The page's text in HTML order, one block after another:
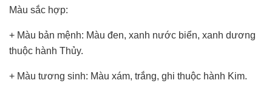
Màu sắc hợp:
+ Màu bản mệnh: Màu đen, xanh nước biển, xanh dương
thuộc hành Thủy.
+ Màu tương sinh: Màu xám, trắng, ghi thuộc hành Kim.